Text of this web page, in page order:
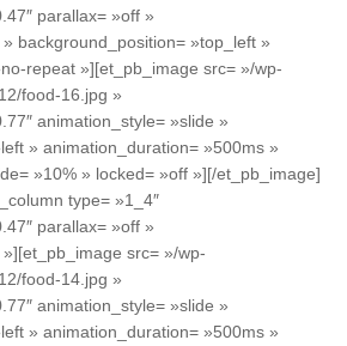
parallax= »off »
background_position= »top_left »
repeat »][et_pb_image src= »/wp-
food-16.jpg »
animation_style= »slide »
» animation_duration= »500ms »
»10% » locked= »off »][/et_pb_image]
type= »1_4″
parallax= »off »
src= »/wp-
food-14.jpg »
animation_style= »slide »
» animation_duration= »500ms »